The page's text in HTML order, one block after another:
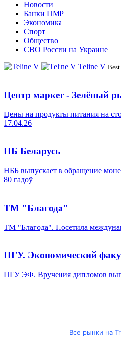
Новости
Банки ПМР
Экономика
Спорт
Общество
СВО России на Украине
Teline V Best
Центр маркет - Зелёный
Цены на продукты питания на
17.04.26
НБ Беларусь
НББ выпускает в обращение
80 гадоў
ТМ "Благода"
ТМ "Благода". Посетила
ПГУ. Экономический
ПГУ ЭФ. Вручения дипломов
Все рынки на